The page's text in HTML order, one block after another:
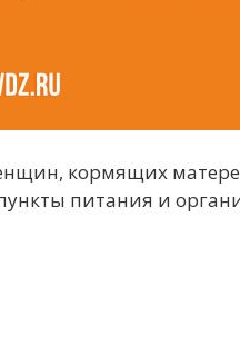
кормящих
питания и